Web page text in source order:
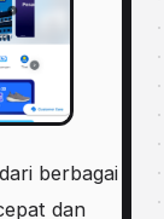
berbagai
dan